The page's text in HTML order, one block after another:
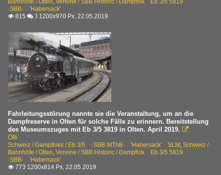
·SBB· 'Habersack'
 815  3 1200x970 Px, 22.05.2019
Fahrleitungsstörung nannte sie die Veranstaltung, um an die
Dampfreserve in Olten für solche Fälle zu erinnern. Bereitstellung
des Museumszuges mit Eb 3/5 3819 in Olten. April 2019. 
Olli
Schweiz / Dampfloks / Eb 3/5 ·SBB·MThB· 'Habersack' SLM Schweiz /
Bahnhöfe / Olten Vereine / SBB Historic / Dampflok Eb 3/5 5819
·SBB· 'Habersack'
 773 1200x814 Px, 22.05.2019